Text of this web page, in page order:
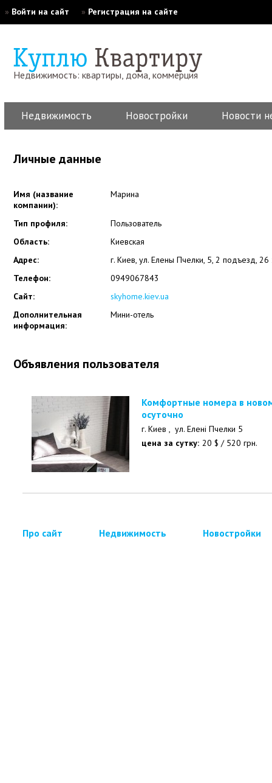
» Войти на сайт » Регистрация на сайте
Недвижимость: квартиры, дома, коммерция
Недвижимость Новостройки Новости
Личные данные
Имя (название
компании):
Марина
Тип профиля:
Пользователь
Область:
Киевская
Адрес:
г. Киев, ул. Елены Пчелки, 5, 2 подъезд, 26
Телефон:
0949067843
Сайт:
skyhome.kiev.ua
Дополнительная
информация:
Мини-отель
Объявления пользователя
Комфортные номера в новом мини-отеле почасово, п
осуточно
г. Киев , ул. Елені Пчелки 5
цена за сутку: 20 $ / 520 грн.
Про сайт Недвижимость Новостройки